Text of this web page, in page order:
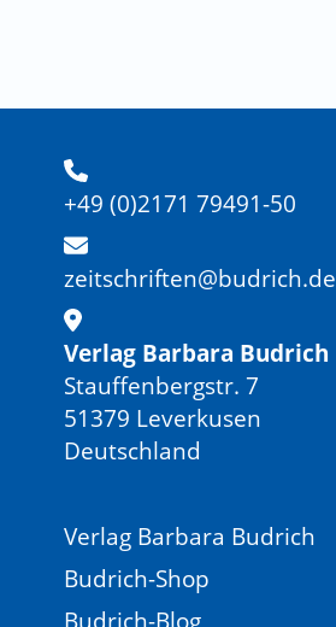
+49 (0)2171 79491-50
zeitschriften@budrich.de
Verlag Barbara Budrich
Stauffenbergstr. 7
51379 Leverkusen
Deutschland
Verlag Barbara Budrich
Budrich-Shop
Budrich-Blog